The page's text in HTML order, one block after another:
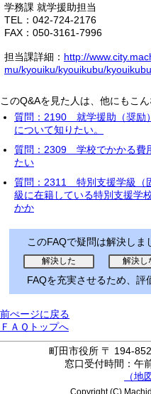
学務課 就学援助担当
TEL：042-724-2176
FAX：050-3161-7996
担当課詳細： http://
mu/kyouiku/kyouikubu/
このQ&Aを見た人は、他にもこ
質問：2190 就学援助（奨励
について知りたい。
質問：2309 学校でかかる費
たい
質問：2311 特別支援学級（
級に在籍している特別支援学
かか
このFAQで疑問は解決しま
FAQを充実させるため、評
前ぺージに戻る
ＦＡＱトップへ
町田市役所 〒 194-
窓口受付時間：午
（地
Copyright (C)